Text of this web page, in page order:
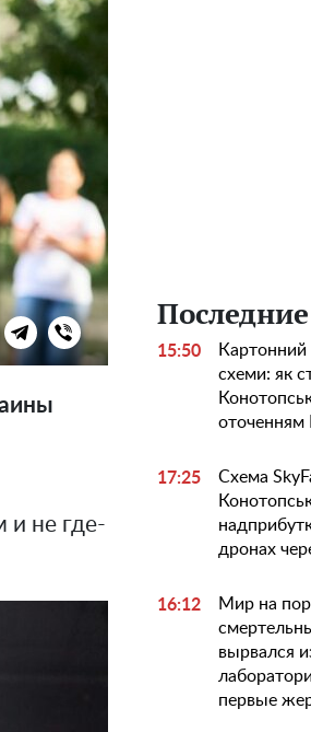
и не где-
15:50
Картонний
схеми: як
17:25
Схема
дронах
16:12
Мир на
вырвался
первые